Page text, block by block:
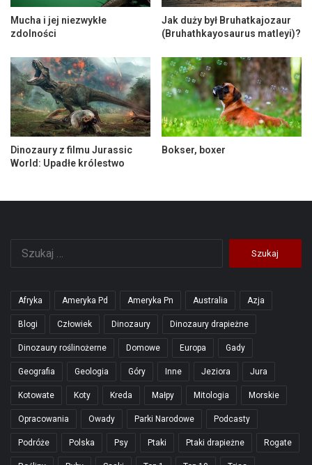
Mucha i jej niezwykłe
zdolności
Jak duży był Bruhatkajozaur
(Bruhathkayosaurus matleyi)?
Dinozaury z filmu Jurassic
World: Upadłe królestwo
Bokser, boxer
Afryka Ameryka Pd Ameryka Pn Australia Azja
Blogi Człowiek Dinozaury Dinozaury drapieżne
Dinozaury roślinożerne Domowe Europa Gady
Geografia Geologia Góry Inne Jeziora Jura
Kotowate Koty Kreda Małpy Mitologia Morskie
Opracowania Owady Parki Narodowe Podcasty
Podróże Polska Psy Ptaki Ptaki drapieżne Rogate